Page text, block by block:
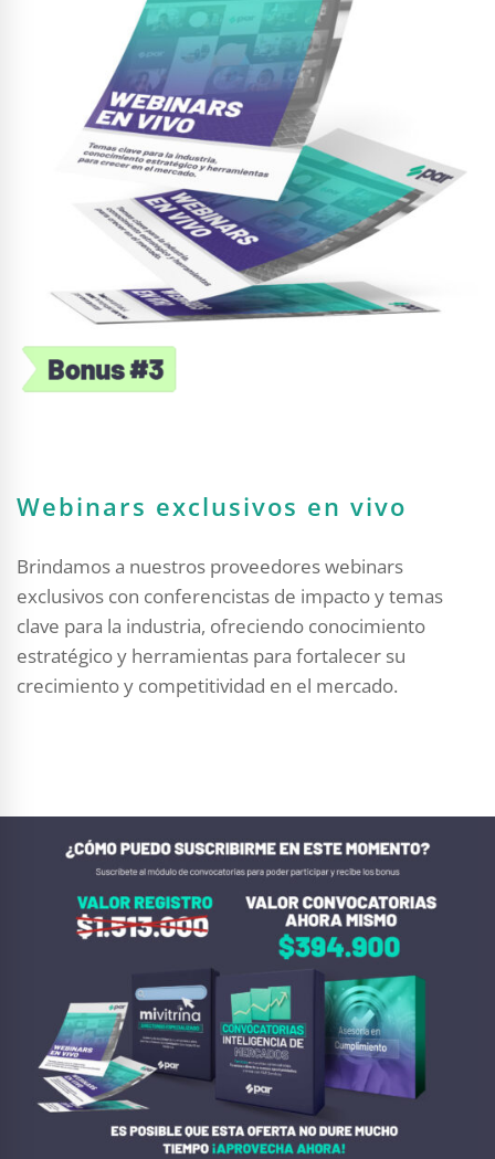
Webinars exclusivos en vivo
Brindamos a nuestros proveedores webinars
exclusivos con conferencistas de impacto y temas
clave para la industria, ofreciendo conocimiento
estratégico y herramientas para fortalecer su
crecimiento y competitividad en el mercado.